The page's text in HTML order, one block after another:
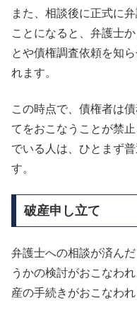
また、相談後に正式に
ことになると、弁護士
とや債権調査依頼を知
れます。
この時点で、債権者は
てをおこなうことが禁
でいる人は、ひとまず
す。
破産申し立て
弁護士への相談が済ん
うかの検討がおこなわ
産の手続きがおこなわれ